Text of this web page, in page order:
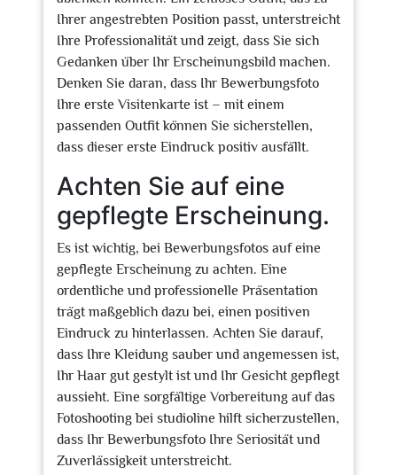
Ihrer angestrebten Position passt, unterstreicht
Ihre Professionalität und zeigt, dass Sie sich
Gedanken über Ihr Erscheinungsbild machen.
Denken Sie daran, dass Ihr Bewerbungsfoto
Ihre erste Visitenkarte ist – mit einem
passenden Outfit können Sie sicherstellen,
dass dieser erste Eindruck positiv ausfällt.
Achten Sie auf eine
gepflegte Erscheinung.
Es ist wichtig, bei Bewerbungsfotos auf eine
gepflegte Erscheinung zu achten. Eine
ordentliche und professionelle Präsentation
trägt maßgeblich dazu bei, einen positiven
Eindruck zu hinterlassen. Achten Sie darauf,
dass Ihre Kleidung sauber und angemessen ist,
Ihr Haar gut gestylt ist und Ihr Gesicht gepflegt
aussieht. Eine sorgfältige Vorbereitung auf das
Fotoshooting bei studioline hilft sicherzustellen,
dass Ihr Bewerbungsfoto Ihre Seriosität und
Zuverlässigkeit unterstreicht.